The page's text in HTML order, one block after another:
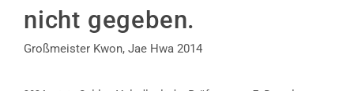
nicht gegeben.
Großmeister Kwon, Jae Hwa 2014